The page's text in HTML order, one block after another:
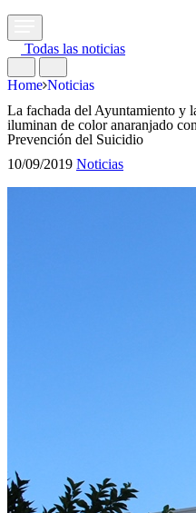
Todas las noticias
Home Noticias
La fachada del Ayuntamiento y
iluminan de color anaranjado
Prevención del Suicidio
10/09/2019 Noticias